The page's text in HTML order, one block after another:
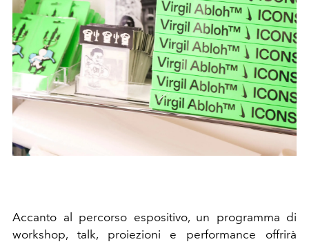
Accanto al percorso espositivo, un programma di
workshop, talk, proiezioni e performance offrirà